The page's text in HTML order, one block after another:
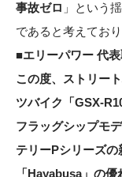
事故ゼロ 」という
であると考えており
■エリーパワー 代
この度、ストリー
ツバイク「GSX-
フラッグシップモ
テリーPシリーズの
「Hayabusa」の